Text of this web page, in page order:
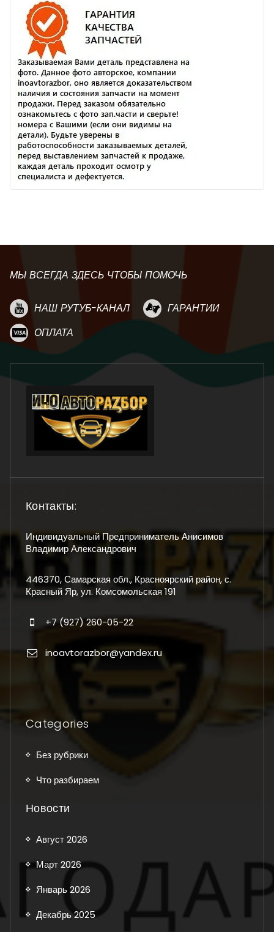
МЫ ВСЕГДА ЗДЕСЬ ЧТОБЫ ПОМОЧЬ
НАШ РУТУБ-КАНАЛ
ГАРАНТИИ
ОПЛАТА
Контакты:
Индивидуальный Предприниматель Анисимов
Владимир Александрович
446370, Самарская обл., Красноярский район, с.
Красный Яр, ул. Комсомольская 191
+7 (927) 260-05-22
inoavtorazbor@yandex.ru
Categories
Без рубрики
Что разбираем
Новости
Август 2026
Март 2026
Январь 2026
Декабрь 2025